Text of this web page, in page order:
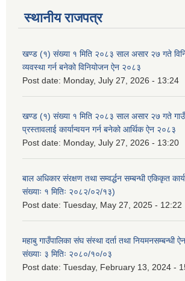
स्थानीय राजपत्र
खण्ड (१) संख्या १ मिति २०८३ साल असार २७ गते
व्यवस्था गर्न बनेको विनियोजन ऐन २०८३
Post date: Monday, July 27, 2026 - 13:24
खण्ड (१) संख्या १ मिति २०८३ साल असार २७ गते
प्रस्तावलाई कार्यान्वयन गर्न बनेको आर्थिक ऐन २०८३
Post date: Monday, July 27, 2026 - 13:20
बाल अधिकार संरक्षण तथा सम्वर्द्धन सम्बन्धी एकिकृत
संख्याः १ मितिः २०८२/०२/१३)
Post date: Tuesday, May 27, 2025 - 12:22
महाबु गाउँपालिका संघ संस्था दर्ता तथा नियमनसम्बन्धी
संख्याः ३ मितिः २०८०/१०/०३
Post date: Tuesday, February 13, 2024 -